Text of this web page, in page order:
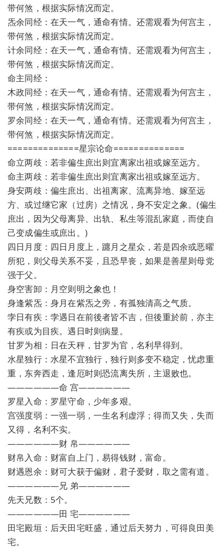
带何煞，根据实际情况而定。
炁余同经：在天一气，通命有情。还需观看为何宫主，
带何煞，根据实际情况而定。
计余同经：在天一气，通命有情。还需观看为何宫主，
带何煞，根据实际情况而定。
命主同经：
木政同经：在天一气，通命有情。还需观看为何宫主，
带何煞，根据实际情况而定。
罗余同经：在天一气，通命有情。还需观看为何宫主，
带何煞，根据实际情况而定。
==============星宗论命==============
命立两歧：若非偏生庶出则宜离家出祖或嫁至远方。
命主两歧：若非偏生庶出则宜离家出祖或嫁至远方。
身安两歧：偏生庶出、出祖离家、流离异地、嫁至远
方、或过继它家（过房）之情况，身不安定之象。(偏生
庶出，因为父母离异、出轨、私生等混乱家庭，而使自
己变成偏生或庶出。)
四日月度：四日月度上，躔月之星众，若是四余或恶曜
所犯，则父母关系不妥，且恐早丧，如果是善星则母党
强于父。
身空害卸：月空则明之象也！
身逢紫炁：身月在紫炁之旁，有孤独清高之气质。
孛日有疾：孛遇日在前後者皆不吉，但後重於前，亦主
有疾或为目疾。遇日时则病显。
甘罗为相：日在天秤，甘罗为官，名利早得到。
水星独行：水星不宜独行，独行则多变不稳定，忧虑重
重，东奔西走，逢厄时则恐流离失所，主退败也。
——————命 宫——————
罗星入命：罗星守命，少年多艰。
宫强度弱：一强一弱，一生名利虚浮；得而又失，失而
又得，名利不实。
——————财 帛——————
财帛入命：财富自上门，易得钱财，富命。
财遇恩余：财可大获于偏财，君子爱财，取之需有道。
——————兄 弟——————
先天兄数：5个。
——————田 宅——————
田宅殿垣：后天田宅旺盛，通过后天努力，可得良田美
宅。